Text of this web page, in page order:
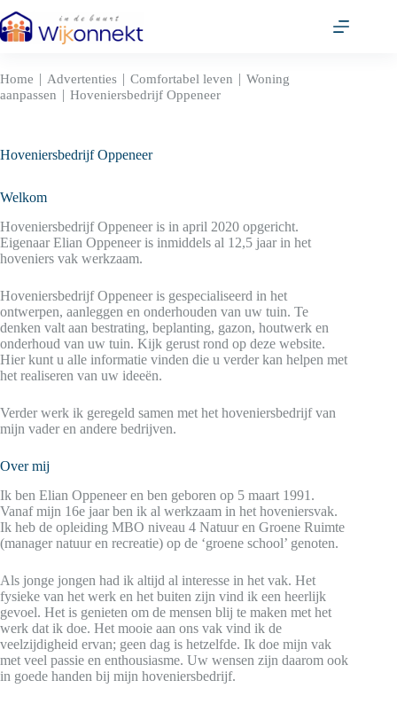
naar
de
Home | Advertenties | Comfortabel leven | Woning
aanpassen | Hoveniersbedrijf Oppeneer
Hoveniersbedrijf Oppeneer
Welkom
Hoveniersbedrijf Oppeneer is in april 2020 opgericht.
Eigenaar Elian Oppeneer is inmiddels al 12,5 jaar in het
hoveniers vak werkzaam.
Hoveniersbedrijf Oppeneer is gespecialiseerd in het
ontwerpen, aanleggen en onderhouden van uw tuin. Te
denken valt aan bestrating, beplanting, gazon, houtwerk en
onderhoud van uw tuin. Kijk gerust rond op deze website.
Hier kunt u alle informatie vinden die u verder kan helpen met
het realiseren van uw ideeën.
Verder werk ik geregeld samen met het hoveniersbedrijf van
mijn vader en andere bedrijven.
Over mij
Ik ben Elian Oppeneer en ben geboren op 5 maart 1991.
Vanaf mijn 16e jaar ben ik al werkzaam in het hoveniersvak.
Ik heb de opleiding MBO niveau 4 Natuur en Groene Ruimte
(manager natuur en recreatie) op de ‘groene school’ genoten.
Als jonge jongen had ik altijd al interesse in het vak. Het
fysieke van het werk en het buiten zijn vind ik een heerlijk
gevoel. Het is genieten om de mensen blij te maken met het
werk dat ik doe. Het mooie aan ons vak vind ik de
veelzijdigheid ervan; geen dag is hetzelfde. Ik doe mijn vak
met veel passie en enthousiasme. Uw wensen zijn daarom ook
in goede handen bij mijn hoveniersbedrijf.